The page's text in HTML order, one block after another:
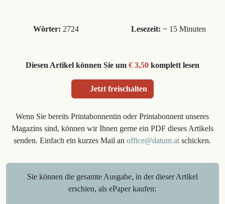
Wörter: 2724 Lesezeit: ~ 15 Minuten
Diesen Artikel können Sie um € 3,50komplett lesen
Jetzt freischalten
Wenn Sie bereits Printabonnentin oder Printabonnent unseres
Magazins sind, können wir Ihnen gerne ein PDF dieses Artikels
senden. Einfach ein kurzes Mail anoffice@datum.at schicken.
Sie können die gesamte Ausgabe, in der dieser Artikel
erschien, als ePaper kaufen: